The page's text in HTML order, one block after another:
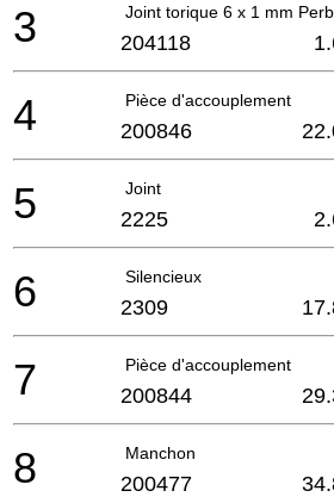
Joint torique 6 x 1 mm
3 204118
Pièce d'accouplement
4 200846
Joint
5 2225
Silencieux
6 2309
Pièce d'accouplement
7 200844
Manchon
8 200477